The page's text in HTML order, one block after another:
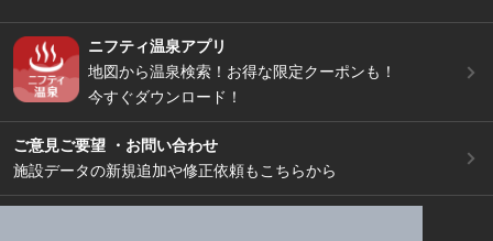
ニフティ温泉アプリ
地図から温泉検索！お得な限定クーポンも！
今すぐダウンロード！
ご意見ご要望 ・お問い合わせ
施設データの新規追加や修正依頼もこちらから